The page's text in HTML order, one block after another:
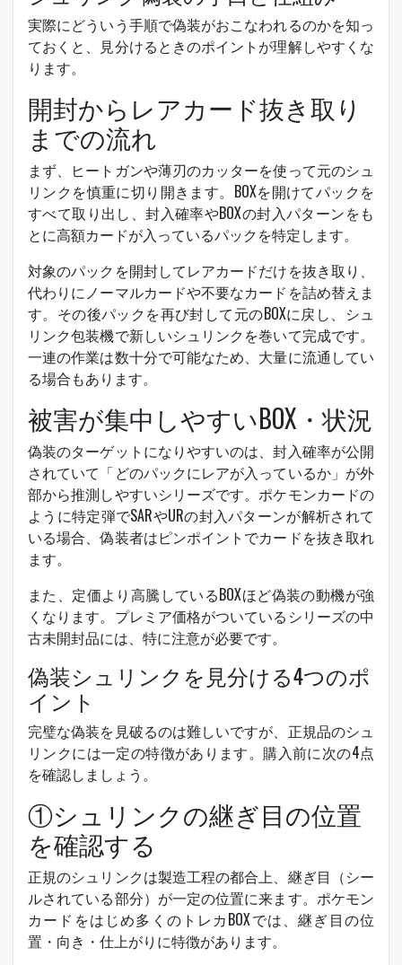
実際にどういう手順で偽装がおこなわれるのかを知っ
ておくと、見分けるときのポイントが理解しやすくな
ります。
開封からレアカード抜き取り
までの流れ
まず、ヒートガンや薄刃のカッターを使って元のシュ
リンクを慎重に切り開きます。BOXを開けてパックを
すべて取り出し、封入確率やBOXの封入パターンをも
とに高額カードが入っているパックを特定します。
対象のパックを開封してレアカードだけを抜き取り、
代わりにノーマルカードや不要なカードを詰め替えま
す。その後パックを再び封して元のBOXに戻し、シュ
リンク包装機で新しいシュリンクを巻いて完成です。
一連の作業は数十分で可能なため、大量に流通してい
る場合もあります。
被害が集中しやすいBOX・状況
偽装のターゲットになりやすいのは、封入確率が公開
されていて「どのパックにレアが入っているか」が外
部から推測しやすいシリーズです。ポケモンカードの
ように特定弾でSARやURの封入パターンが解析されて
いる場合、偽装者はピンポイントでカードを抜き取れ
ます。
また、定価より高騰しているBOXほど偽装の動機が強
くなります。プレミア価格がついているシリーズの中
古未開封品には、特に注意が必要です。
偽装シュリンクを見分ける4つのポ
イント
完璧な偽装を見破るのは難しいですが、正規品のシュ
リンクには一定の特徴があります。購入前に次の4点
を確認しましょう。
①シュリンクの継ぎ目の位置
を確認する
正規のシュリンクは製造工程の都合上、継ぎ目（シー
ルされている部分）が一定の位置に来ます。ポケモン
カードをはじめ多くのトレカBOXでは、継ぎ目の位
置・向き・仕上がりに特徴があります。